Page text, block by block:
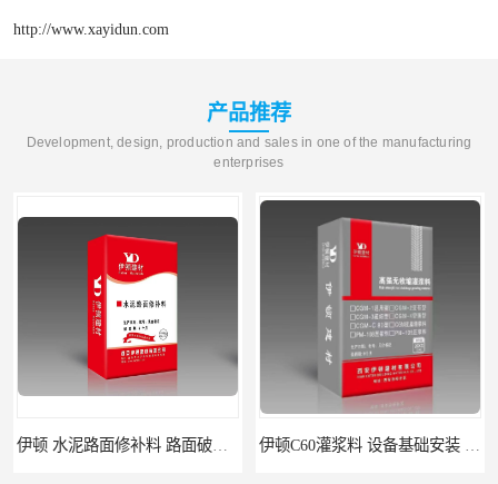
http://www.xayidun.com
产品推荐
Development, design, production and sales in one of the manufacturing
enterprises
伊顿 水泥路面修补料 路面破损起皮快速修补 2小时通车 伊顿C60灌浆料 设备基础安装 梁柱改造加固二次灌浆料